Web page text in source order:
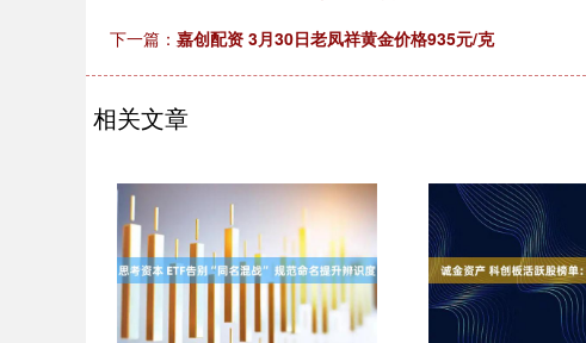
下一篇： 嘉创配资 3月30日老凤祥黄金价格935元/克
相关文章